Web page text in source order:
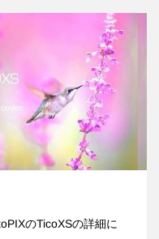
のTicoXSの詳細に